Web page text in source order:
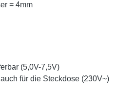
= 4mm
(5,0V-7,5V)
für die Steckdose (230V~)